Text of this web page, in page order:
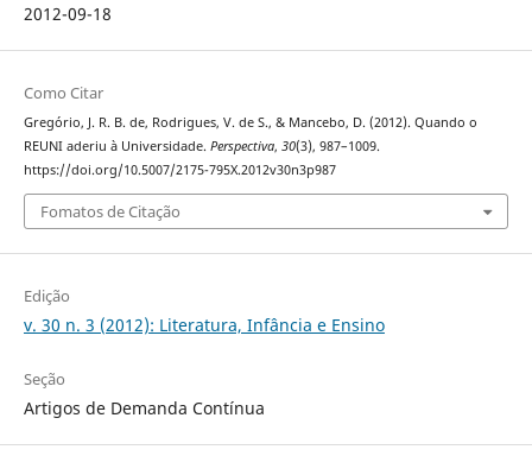
2012-09-18
Como Citar
Gregório, J. R. B. de, Rodrigues, V. de S., & Mancebo, D. (2012). Quando o
REUNI aderiu à Universidade. Perspectiva, 30(3), 987–1009.
https://doi.org/10.5007/2175-795X.2012v30n3p987
Fomatos de Citação
Edição
v. 30 n. 3 (2012): Literatura, Infância e Ensino
Seção
Artigos de Demanda Contínua